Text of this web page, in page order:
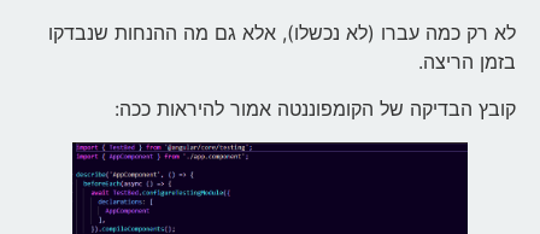
לא רק כמה עברו (לא נכשלו), אלא גם מה ההנחות שנבדקו
בזמן הריצה.
קובץ הבדיקה של הקומפוננטה אמור להיראות ככה: